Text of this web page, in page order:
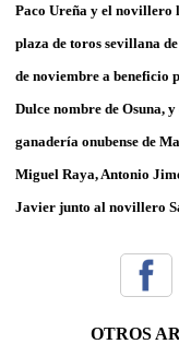
Paco Ureña y el
plaza de toros sevillana
de noviembre a beneficio
Dulce nombre de Osuna,
ganadería onubense de
Miguel Raya, Antonio
Javier junto al novillero
OTROS